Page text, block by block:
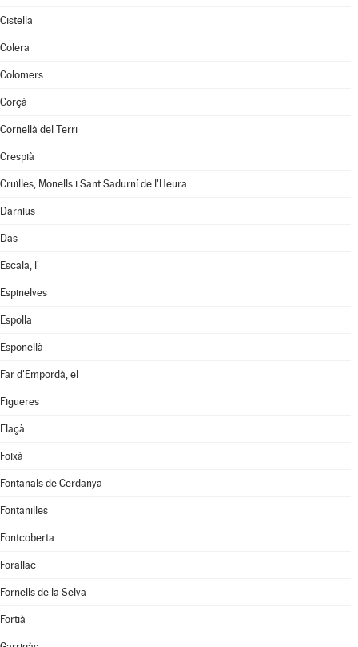
Cistella
Colera
Colomers
Corçà
Cornellà del Terri
Crespià
Cruïlles, Monells i Sant Sadurní de l'Heura
Darnius
Das
Escala, l'
Espinelves
Espolla
Esponellà
Far d'Empordà, el
Figueres
Flaçà
Foixà
Fontanals de Cerdanya
Fontanilles
Fontcoberta
Forallac
Fornells de la Selva
Fortià